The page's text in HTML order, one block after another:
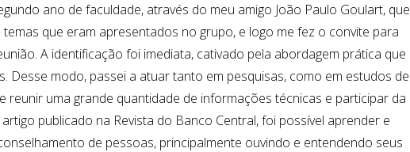
ano de faculdade, através do meu amigo João Paulo Goulart, que
que eram apresentados no grupo, e logo me fez o convite para
A identificação foi imediata, cativado pela abordagem prática que
Desse modo, passei a atuar tanto em pesquisas, como em estudos de
reunir uma grande quantidade de informações técnicas e participar da
publicado na Revista do Banco Central, foi possível aprender e
de pessoas, principalmente ouvindo e entendendo seus